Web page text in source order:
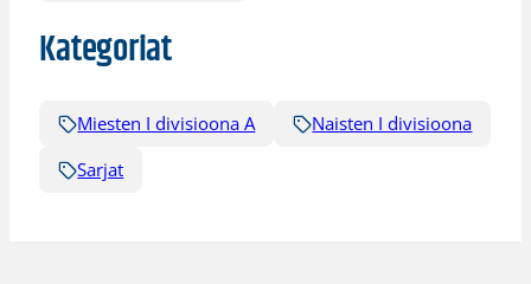
Kategoriat
Miesten I divisioona A
Naisten I divisioona
Sarjat